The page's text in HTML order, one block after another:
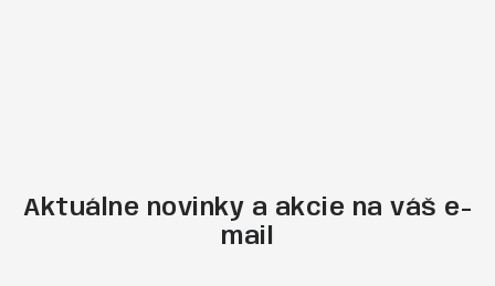
Aktuálne novinky a akcie na váš e-
mail